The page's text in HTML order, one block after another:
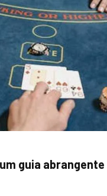
guia